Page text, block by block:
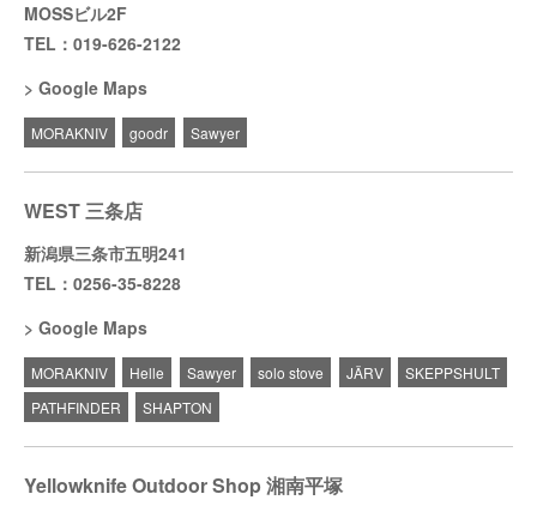
MOSSビル2F
TEL：019-626-2122
Google Maps
MORAKNIV goodr Sawyer
WEST 三条店
新潟県三条市五明241
TEL：0256-35-8228
Google Maps
MORAKNIV Helle Sawyer solo stove JÄRV
SKEPPSHULT
PATHFINDER
SHAPTON
Yellowknife Outdoor Shop 湘南平塚